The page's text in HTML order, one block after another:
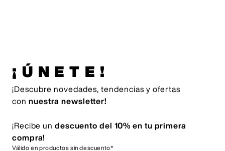
¡ÚNETE!
¡Descubre novedades, tendencias y ofertas
con nuestra newsletter!
¡Recibe un descuento del 10% en tu primera
compra!
Válido en productos sin descuento*